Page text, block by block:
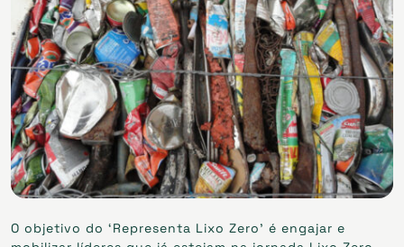
O objetivo do ‘Representa Lixo Zero’ é engajar e